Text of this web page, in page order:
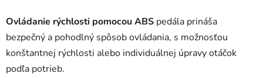
p
r
v
k
Ovládanie rýchlosti pomocou ABS pedála prináša
bezpečný a pohodlný spôsob ovládania, s možnosťou
konštantnej rýchlosti alebo individuálnej úpravy otáčok
podľa potrieb.